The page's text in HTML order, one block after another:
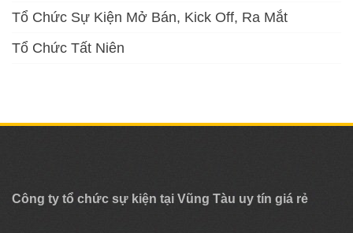
Tổ Chức Sự Kiện Mở Bán, Kick Off, Ra Mắt
Tổ Chức Tất Niên
Công ty tổ chức sự kiện tại Vũng Tàu uy tín giá rẻ